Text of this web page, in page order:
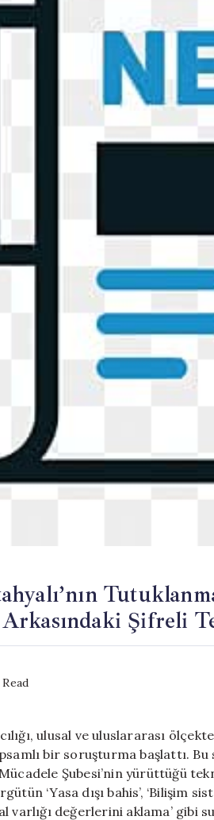
Şifreli
ulusal ve uluslararası
bir soruşturma başlattı.
Şubesi’nin yürüttüğü
‘Yasa dışı bahis’, ‘Bilişim
varlığı değerlerini aklama’ gibi